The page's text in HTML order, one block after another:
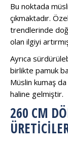
Bu noktada
çıkmaktadır.
trendlerinde
olan ilgiyi
Ayrıca
birlikte pamuk
Müslin kumaş
haline gelmiştir.
260 CM